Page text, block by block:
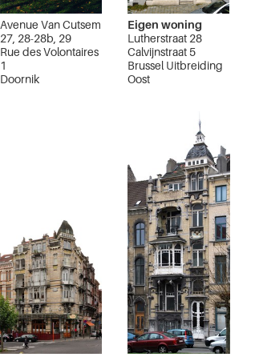
Avenue Van Cutsem
27, 28-28b, 29
Rue des Volontaires
1
Doornik
Eigen woning
Lutherstraat 28
Calvijnstraat 5
Brussel Uitbreiding
Oost